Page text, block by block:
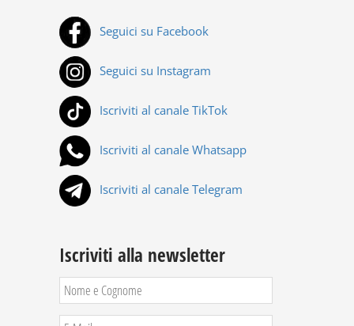
Seguici su Facebook
Seguici su Instagram
Iscriviti al canale TikTok
Iscriviti al canale Whatsapp
Iscriviti al canale Telegram
Iscriviti alla newsletter